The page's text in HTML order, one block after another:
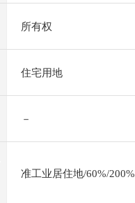
所有权
住宅用地
－
准工业居住地/60%/200%